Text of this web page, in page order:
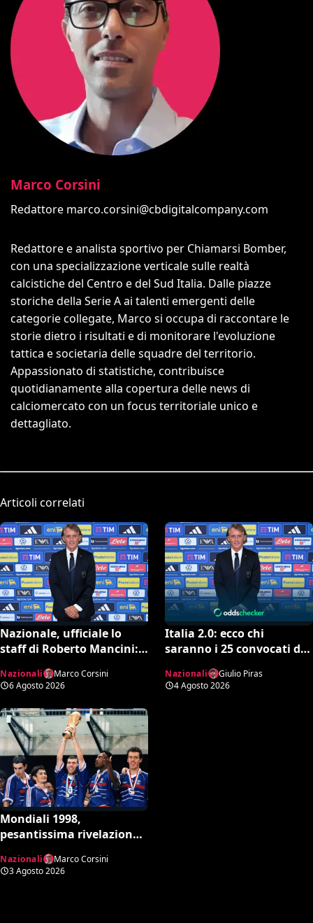
Marco Corsini
Redattore marco.corsini@cbdigitalcompany.com
Redattore e analista sportivo per Chiamarsi Bomber,
con una specializzazione verticale sulle realtà
calcistiche del Centro e del Sud Italia. Dalle piazze
storiche della Serie A ai talenti emergenti delle
categorie collegate, Marco si occupa di raccontare le
storie dietro i risultati e di monitorare l'evoluzione
tattica e societaria delle squadre del territorio.
Appassionato di statistiche, contribuisce
quotidianamente alla copertura delle news di
calciomercato con un focus territoriale unico e
dettagliato.
Articoli correlati
Nazionale, ufficiale lo
staff di Roberto Mancini:
Bollini vice
Nazionali
Marco Corsini
6 Agosto 2026
Italia 2.0: ecco chi
saranno i 25 convocati di
conferme e sorprese
Nazionali
Giulio Piras
4 Agosto 2026
Mondiali 1998,
pesantissima rivelazione:
antidoping nei confronti
della Francia”
Nazionali
Marco Corsini
3 Agosto 2026